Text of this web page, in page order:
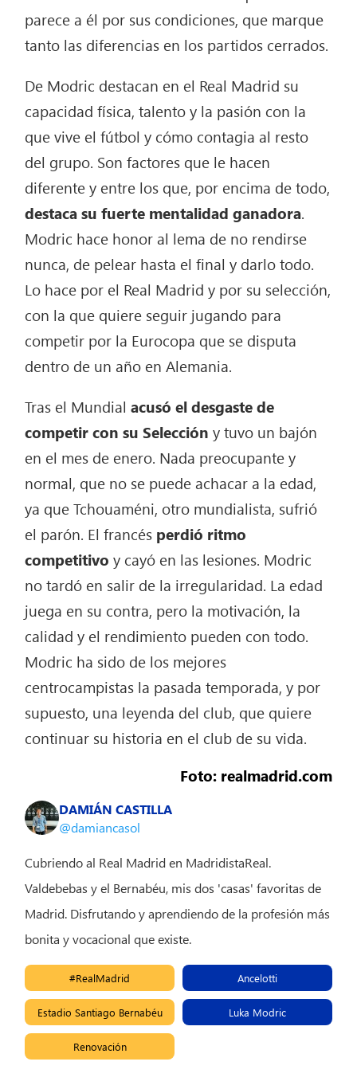
parece a él por sus condiciones, que marque
tanto las diferencias en los partidos cerrados.
De Modric destacan en el Real Madrid su
capacidad física, talento y la pasión con la
que vive el fútbol y cómo contagia al resto
del grupo. Son factores que le hacen
diferente y entre los que, por encima de todo,
destaca su fuerte mentalidad ganadora.
Modric hace honor al lema de no rendirse
nunca, de pelear hasta el final y darlo todo.
Lo hace por el Real Madrid y por su selección,
con la que quiere seguir jugando para
competir por la Eurocopa que se disputa
dentro de un año en Alemania.
Tras el Mundialacusó el desgaste de
competir con su Selección y tuvo un bajón
en el mes de enero. Nada preocupante y
normal, que no se puede achacar a la edad,
ya que Tchouaméni, otro mundialista, sufrió
el parón. El francés perdió ritmo
competitivo y cayó en las lesiones. Modric
no tardó en salir de la irregularidad. La edad
juega en su contra, pero la motivación, la
calidad y el rendimiento pueden con todo.
Modric ha sido de los mejores
centrocampistas la pasada temporada, y por
supuesto, una leyenda del club, que quiere
continuar su historia en el club de su vida.
Foto: realmadrid.com
DAMIÁN CASTILLA
@damiancasol
Cubriendo al Real Madrid en MadridistaReal.
Valdebebas y el Bernabéu, mis dos 'casas' favoritas de
Madrid. Disfrutando y aprendiendo de la profesión más
bonita y vocacional que existe.
#RealMadrid Ancelotti
Estadio Santiago Bernabéu Luka Modric
Renovación